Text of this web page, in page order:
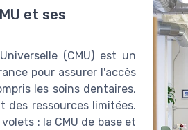
et ses
(CMU) est un
pour assurer l'accès
les soins dentaires,
des ressources limitées.
: la CMU de base et